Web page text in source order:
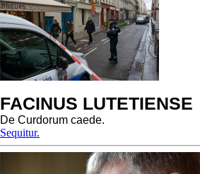
FACINUS LUTETIENSE
De Curdorum caede.
Sequitur.